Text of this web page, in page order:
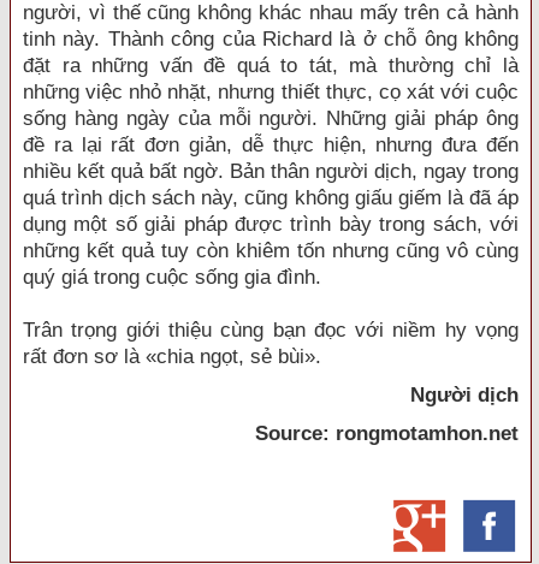
người, vì thế cũng không khác nhau mấy trên cả hành
tinh này. Thành công của Richard là ở chỗ ông không
đặt ra những vấn đề quá to tát, mà thường chỉ là
những việc nhỏ nhặt, nhưng thiết thực, cọ xát với cuộc
sống hàng ngày của mỗi người. Những giải pháp ông
đề ra lại rất đơn giản, dễ thực hiện, nhưng đưa đến
nhiều kết quả bất ngờ. Bản thân người dịch, ngay trong
quá trình dịch sách này, cũng không giấu giếm là đã áp
dụng một số giải pháp được trình bày trong sách, với
những kết quả tuy còn khiêm tốn nhưng cũng vô cùng
quý giá trong cuộc sống gia đình.
Trân trọng giới thiệu cùng bạn đọc với niềm hy vọng
rất đơn sơ là «chia ngọt, sẻ bùi».
Người dịch
Source: rongmotamhon.net